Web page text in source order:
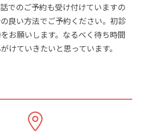
でのご予約も受け付けていますの
良い方法でご予約ください。初診
お願いします。なるべく待ち時間
けていきたいと思っています。